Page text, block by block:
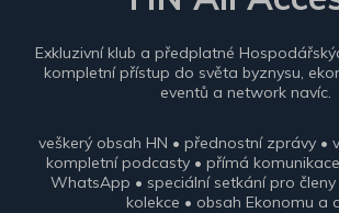
Exkluzivní klub a předplatné
kompletní přístup do světa byznysu,
eventů a network navíc.
veškerý obsah HN • přednostní zprávy •
kompletní podcasty • přímá
WhatsApp • speciální setkání pro členy
kolekce • obsah Ekonomu a